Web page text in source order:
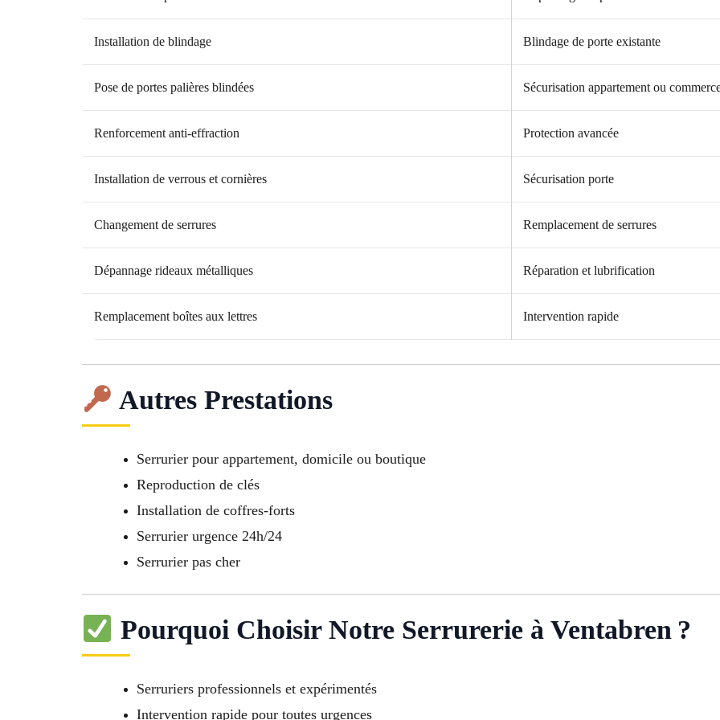
Installation de blindage Blindage de porte existante
Pose de portes palières blindées Sécurisation appartement ou
Renforcement anti-effraction Protection avancée
Installation de verrous et cornières Sécurisation porte
Changement de serrures Remplacement de serrures
Dépannage rideaux métalliques Réparation et lubrification
Remplacement boîtes aux lettres Intervention rapide
Autres Prestations
Serrurier pour appartement, domicile ou boutique
Reproduction de clés
Installation de coffres-forts
Serrurier urgence 24h/24
Serrurier pas cher
Pourquoi Choisir Notre Serrurerie à Ventabren ?
Serruriers professionnels et expérimentés
Intervention rapide pour toutes urgences